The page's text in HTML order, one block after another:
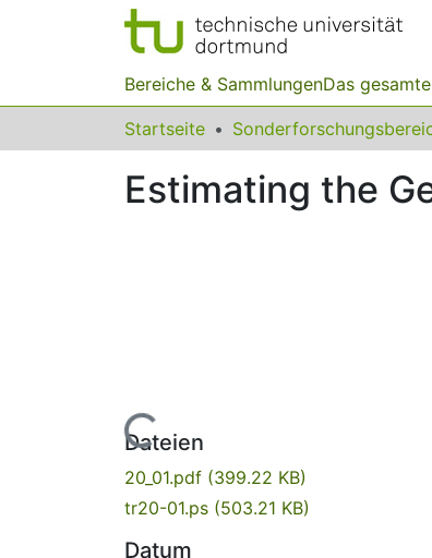
Bereiche & SammlungenDas
Startseite
Estimating the
Lade...
Dateien
20_01.pdf (399.22 KB)
tr20-01.ps (503.21 KB)
Datum